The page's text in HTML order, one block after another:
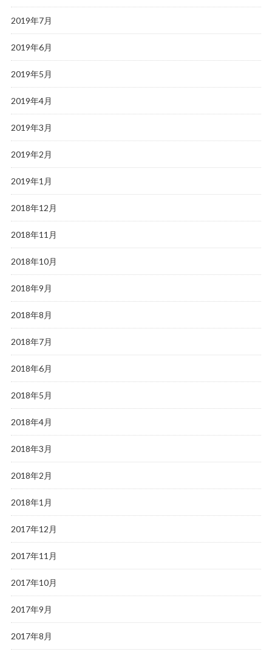
2019年7月
2019年6月
2019年5月
2019年4月
2019年3月
2019年2月
2019年1月
2018年12月
2018年11月
2018年10月
2018年9月
2018年8月
2018年7月
2018年6月
2018年5月
2018年4月
2018年3月
2018年2月
2018年1月
2017年12月
2017年11月
2017年10月
2017年9月
2017年8月